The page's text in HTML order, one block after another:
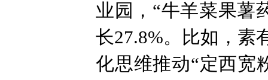
业园，“牛羊菜果薯
长27.8%。比如，素
化思维推动“定西宽